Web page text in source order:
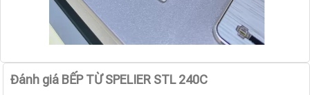
Đánh giá BẾP TỪ SPELIER STL 240C